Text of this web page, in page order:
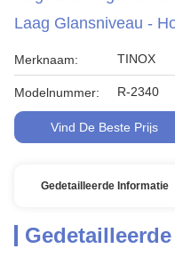
Laag Glansniveau -
Merknaam: TINOX
Modelnummer: R-2340
Vind De Beste Prijs
Gedetailleerde Informatie